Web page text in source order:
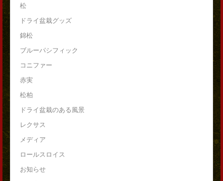
松
ドライ盆栽グッズ
錦松
ブルーパシフィック
コニファー
赤実
松柏
ドライ盆栽のある風景
レクサス
メディア
ロールスロイス
お知らせ